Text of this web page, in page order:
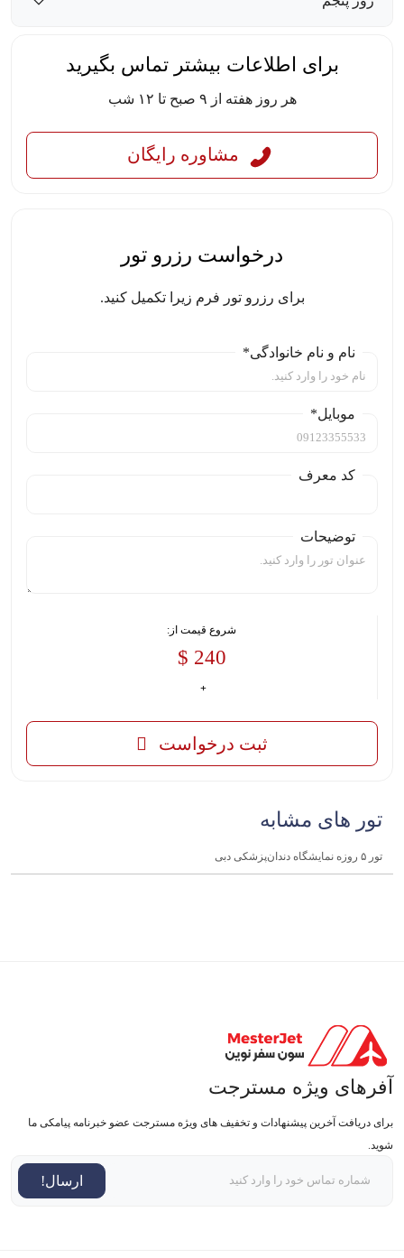
برای اطلاعات بیشتر تماس بگیرید
هر روز هفته از ۹ صبح تا ۱۲ شب
مشاوره رایگان
درخواست رزرو تور
برای رزرو تور فرم زیرا تکمیل کنید.
نام و نام خانوادگی*
موبایل*
کد معرف
توضیحات
شروع قیمت از:
240 $
ثبت درخواست
تور های مشابه
تور ۵ روزه نمایشگاه دندان‌پزشکی دبی
آفرهای ویژه مسترجت
برای دریافت آخرین پیشنهادات و تخفیف های ویژه مسترجت عضو خبرنامه پیامکی ما
شوید.
ارسال!